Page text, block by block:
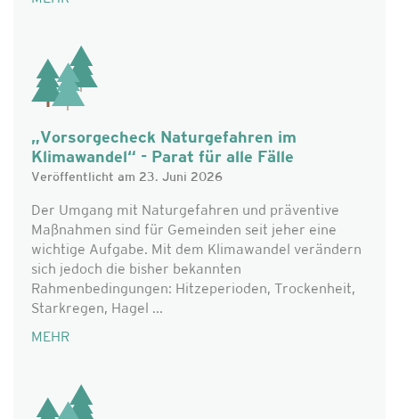
„Vorsorgecheck Naturgefahren im
Klimawandel“ - Parat für alle Fälle
Veröffentlicht am 23. Juni 2026
Der Umgang mit Naturgefahren und präventive
Maßnahmen sind für Gemeinden seit jeher eine
wichtige Aufgabe. Mit dem Klimawandel verändern
sich jedoch die bisher bekannten
Rahmenbedingungen: Hitzeperioden, Trockenheit,
Starkregen, Hagel ...
MEHR